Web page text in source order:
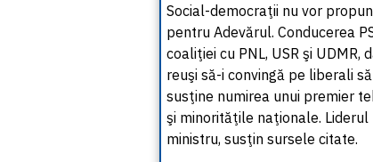
Social-democraţii nu vor
pentru Adevărul. Conducerea
coaliţiei cu PNL, USR şi
reuşi să-i convingă pe liberali
susţine numirea unui premier
şi minorităţile naţionale. Liderul
ministru, susţin sursele citate.